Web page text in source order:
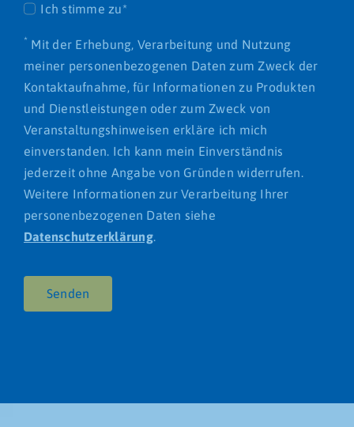
Ich stimme zu*
* Mit der Erhebung, Verarbeitung und Nutzung
meiner personenbezogenen Daten zum Zweck der
Kontaktaufnahme, für Informationen zu Produkten
und Dienstleistungen oder zum Zweck von
Veranstaltungshinweisen erkläre ich mich
einverstanden. Ich kann mein Einverständnis
jederzeit ohne Angabe von Gründen widerrufen.
Weitere Informationen zur Verarbeitung Ihrer
personenbezogenen Daten siehe
Datenschutzerklärung.
Senden